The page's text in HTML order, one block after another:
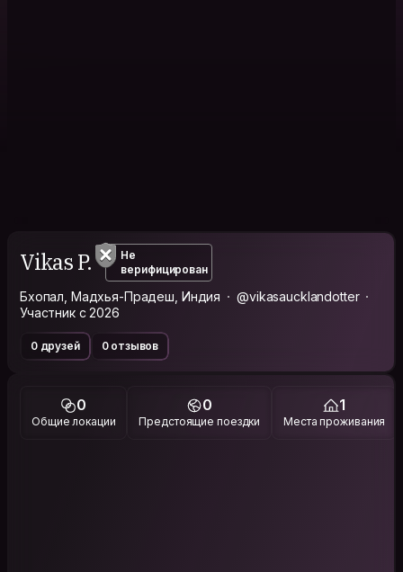
Vikas P.
Не
верифицирован
Бхопал, Мадхья-Прадеш, Индия
@vikasaucklandotter
Участник с 2026
0 друзей 0 отзывов
0
Общие локации
0
Предстоящие поездки
1
Места проживания